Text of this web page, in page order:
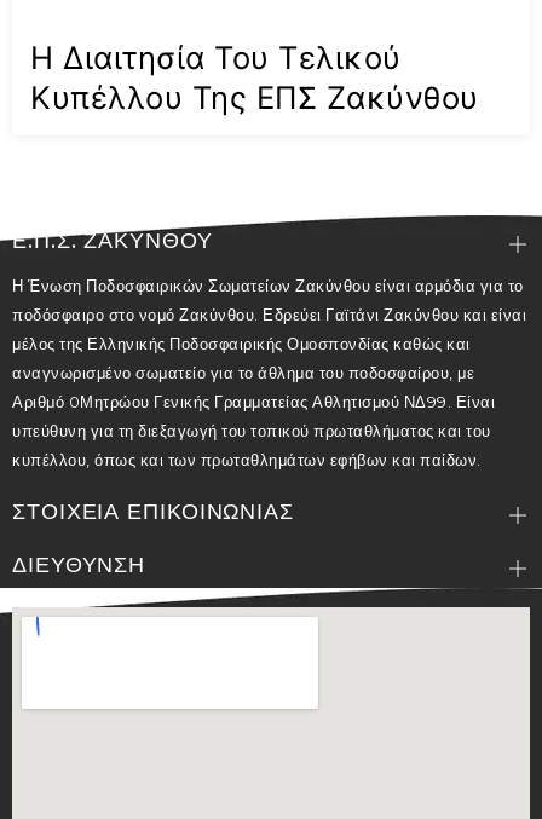
Η Διαιτησία Του Τελικού
Κυπέλλου Της ΕΠΣ Ζακύνθου
Ε.Π.Σ. ΖΑΚΥΝΘΟΥ
Η Ένωση Ποδοσφαιρικών Σωματείων Ζακύνθου είναι αρμόδια για το
ποδόσφαιρο στο νομό Ζακύνθου. Εδρεύει Γαϊτάνι Ζακύνθου και είναι
μέλος της Ελληνικής Ποδοσφαιρικής Ομοσπονδίας καθώς και
αναγνωρισμένο σωματείο για το άθλημα του ποδοσφαίρου, με
Αριθμό 0Μητρώου Γενικής Γραμματείας Αθλητισμού ΝΔ99. Είναι
υπεύθυνη για τη διεξαγωγή του τοπικού πρωταθλήματος και του
κυπέλλου, όπως και των πρωταθλημάτων εφήβων και παίδων.
ΣΤΟΙΧΕΙΑ ΕΠΙΚΟΙΝΩΝΙΑΣ
ΔΙΕΥΘΥΝΣΗ